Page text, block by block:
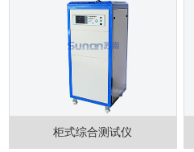
柜式综合测试仪